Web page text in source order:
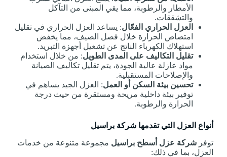
الأمطار والرطوبة، مما يقي المبنى من التآكل
والتشققات.
العزل الحراري الفعّال: يساعد العزل الحراري في تقليل
امتصاص الحرارة خلال فصل الصيف، مما يخفض
استهلاك الكهرباء الناتج عن تشغيل أجهزة التبريد.
تقليل التكاليف على المدى الطويل: من خلال استخدام
مواد عازلة عالية الجودة، يتم تقليل تكاليف الصيانة
والإصلاحات المستقبلية.
تحسين بيئة السكن أو العمل: العزل الجيد يساهم في
توفير بيئة داخلية مريحة ومستقرة من حيث درجة
الحرارة والرطوبة.
أنواع العزل التي تقدمها شركة براسيل
توفر شركة عزل أسطح براسيل مجموعة متنوعة من خدمات
العزل، بما في ذلك: